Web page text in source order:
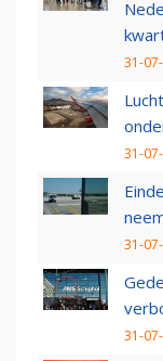
31-
31-
31-
31-